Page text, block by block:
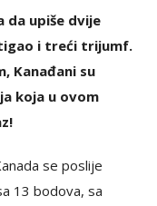
da upiše dvije
i treći trijumf.
Kanađani su
koja u ovom
se poslije
13 bodova, sa